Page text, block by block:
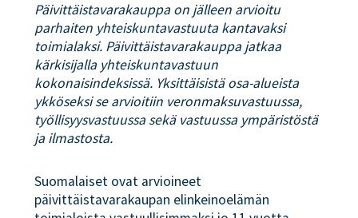
Päivittäistavarakauppa on jälleen arvioitu
parhaiten yhteiskuntavastuuta kantavaksi
toimialaksi. Päivittäistavarakauppa jatkaa
kärkisijalla yhteiskuntavastuun
kokonaisindeksissä. Yksittäisistä osa-alueista
ykköseksi se arvioitiin veronmaksuvastuussa,
työllisyysvastuussa sekä vastuussa ympäristöstä
ja ilmastosta.
Suomalaiset ovat arvioineet
päivittäistavarakaupan elinkeinoelämän